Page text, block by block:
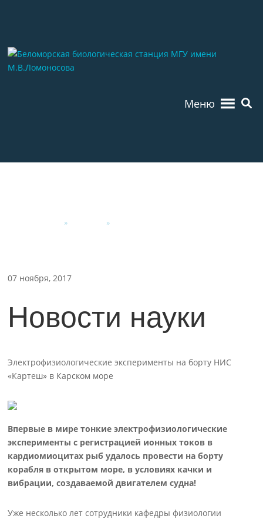
Меню
» »
07 ноября, 2017
Новости науки
Электрофизиологические эксперименты на борту НИС
«Картеш» в Карском море
Впервые в мире тонкие электрофизиологические
эксперименты с регистрацией ионных токов в
кардиомиоцитах рыб удалось провести на борту
корабля в открытом море, в условиях качки и
вибрации, создаваемой двигателем судна!
Уже несколько лет сотрудники кафедры физиологии